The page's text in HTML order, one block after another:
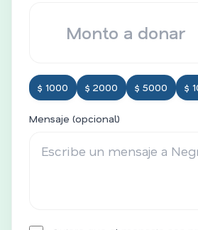
$ 1000 $ 2000 $ 5000 $
Mensaje (opcional)